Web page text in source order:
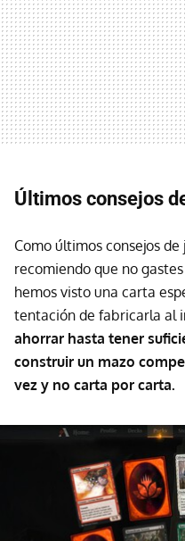
Últimos consejos
Como últimos consejos
recomiendo que no
hemos visto una carta
tentación de fabricarla al
ahorrar hasta tener
construir un mazo
vez y no carta por carta.